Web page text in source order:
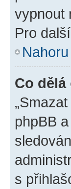
vypnout
Pro
Nahoru
Co
phpBB
s